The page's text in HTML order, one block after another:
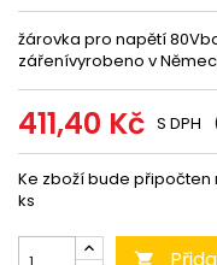
žárovka pro napětí
zářenívyrobeno v
411,40 Kč S DPH
Ke zboží bude připočten
ks
